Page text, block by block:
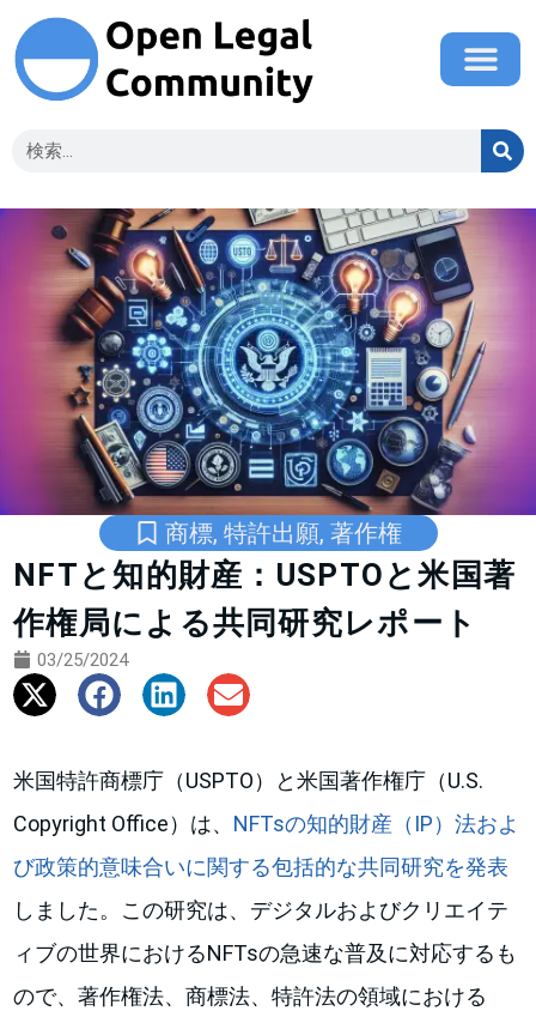
商標, 特許出願, 著作権
NFTと知的財産：USPTOと米国著
作権局による共同研究レポート
03/25/2024
米国特許商標庁（USPTO）と米国著作権庁（U.S.
Copyright Office）は、 NFTsの知的財産（IP）法およ
び政策的意味合いに関する包括的な共同研究を発表
しました。この研究は、デジタルおよびクリエイテ
ィブの世界におけるNFTsの急速な普及に対応するも
ので、著作権法、商標法、特許法の領域における